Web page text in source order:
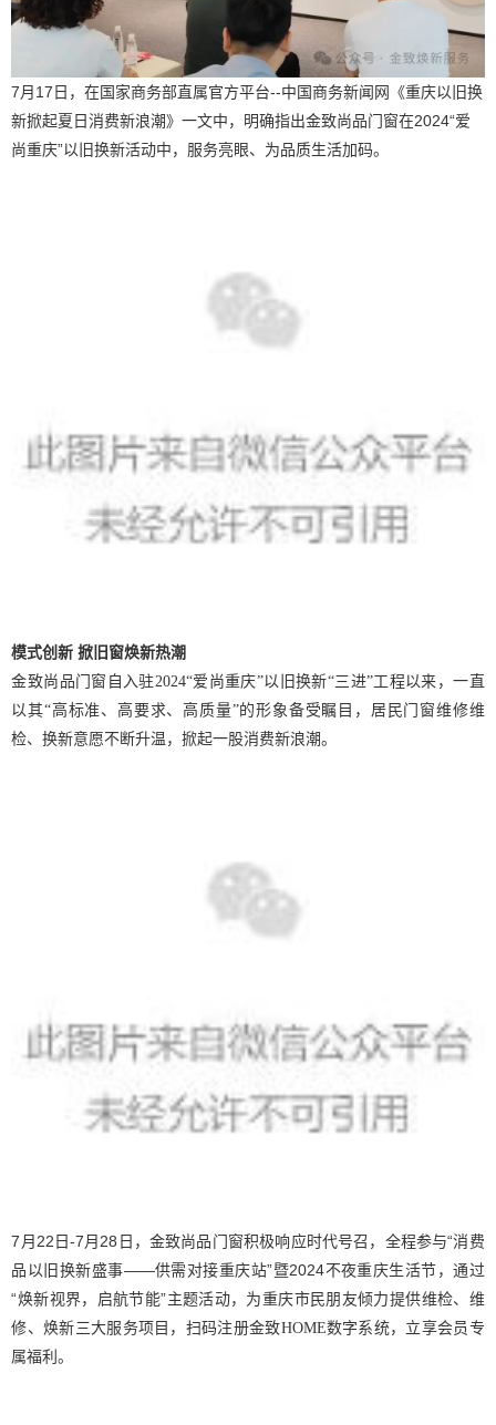
7月17日，在国家商务部直属官方平台--中国商务新闻网《重庆以旧换
新掀起夏日消费新浪潮》一文中，明确指出金致尚品门窗在2024“爱
尚重庆”以旧换新活动中，服务亮眼、为品质生活加码。
模式创新 掀旧窗焕新热潮
金致尚品门窗自入驻2024“爱尚重庆”以旧换新“三进”工程以来，一直
以其“高标准、高要求、高质量”的形象备受瞩目， 居民门窗维修维
检、换新意愿不断升温 ，掀起一股消费新浪潮。
7月22日-7月28日，金致尚品门窗积极响应时代号召，全程参与“消费
品以旧换新盛事——供需对接重庆站”暨2024不夜重庆生活节，通过
“焕新视界，启航节能”主题活动， 为重庆市民朋友倾力提供维检、维
修、焕新三大服务项目，扫码注册金致HOME数字系统，立享会员专
属福利。